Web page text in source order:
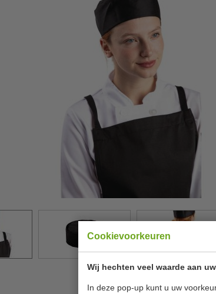
Cookievoorkeuren
Wij hechten veel waarde aan
In deze pop-up kunt u uw